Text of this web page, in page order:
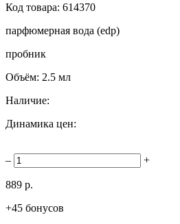
Код товара: 614370
парфюмерная вода (edp)
пробник
Объём: 2.5 мл
Наличие:
Динамика цен:
– +
889 р.
+45 бонусов